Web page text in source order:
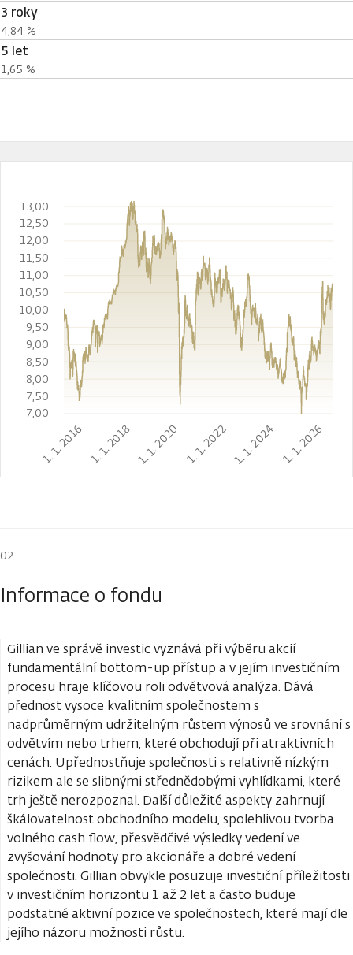
3 roky
4,84 %
5 let
1,65 %
1. 1. 2016 1. 1. 20181. 1. 2020 1. 1. 20221. 1. 2024 1. 1. 2026
7,00
7,50
8,00
8,50
9,00
9,50
10,00
10,50
11,00
11,50
12,00
12,50
13,00
Informace o fondu
Gillian ve správě investic vyznává při výběru akcií
fundamentální bottom-up přístup a v jejím investičním
procesu hraje klíčovou roli odvětvová analýza. Dává
přednost vysoce kvalitním společnostem s
nadprůměrným udržitelným růstem výnosů ve srovnání s
odvětvím nebo trhem, které obchodují při atraktivních
cenách. Upřednostňuje společnosti s relativně nízkým
rizikem ale se slibnými střednědobými vyhlídkami, které
trh ještě nerozpoznal. Další důležité aspekty zahrnují
škálovatelnost obchodního modelu, spolehlivou tvorba
volného cash flow, přesvědčivé výsledky vedení ve
zvyšování hodnoty pro akcionáře a dobré vedení
společnosti. Gillian obvykle posuzuje investiční příležitosti
v investičním horizontu 1 až 2 let a často buduje
podstatné aktivní pozice ve společnostech, které mají dle
jejího názoru možnosti růstu.